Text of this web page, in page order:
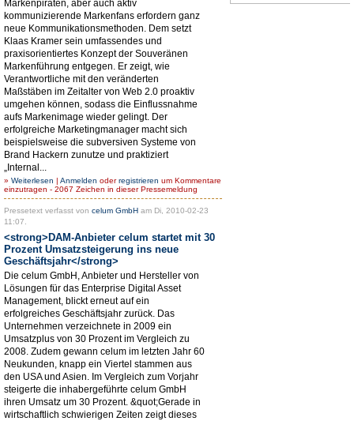
Markenpiraten, aber auch aktiv
kommunizierende Markenfans erfordern ganz
neue Kommunikationsmethoden. Dem setzt
Klaas Kramer sein umfassendes und
praxisorientiertes Konzept der Souveränen
Markenführung entgegen. Er zeigt, wie
Verantwortliche mit den veränderten
Maßstäben im Zeitalter von Web 2.0 proaktiv
umgehen können, sodass die Einflussnahme
aufs Markenimage wieder gelingt. Der
erfolgreiche Marketingmanager macht sich
beispielsweise die subversiven Systeme von
Brand Hackern zunutze und praktiziert
„Internal...
» Weiterlesen | Anmelden oderregistrieren um Kommentare
einzutragen - 2067 Zeichen in dieser Pressemeldung
Pressetext verfasst von celum GmbH am Di, 2010-02-23
11:07.
<strong>DAM-Anbieter celum startet mit 30
Prozent Umsatzsteigerung ins neue
Geschäftsjahr</strong>
Die celum GmbH, Anbieter und Hersteller von
Lösungen für das Enterprise Digital Asset
Management, blickt erneut auf ein
erfolgreiches Geschäftsjahr zurück. Das
Unternehmen verzeichnete in 2009 ein
Umsatzplus von 30 Prozent im Vergleich zu
2008. Zudem gewann celum im letzten Jahr 60
Neukunden, knapp ein Viertel stammen aus
den USA und Asien. Im Vergleich zum Vorjahr
steigerte die inhabergeführte celum GmbH
ihren Umsatz um 30 Prozent. &quot;Gerade in
wirtschaftlich schwierigen Zeiten zeigt dieses